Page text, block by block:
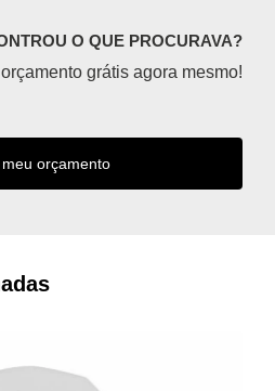
O QUE PROCURAVA?
grátis agora mesmo!
orçamento